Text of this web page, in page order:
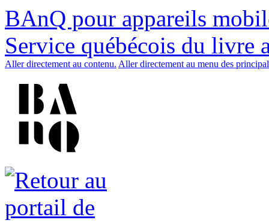
BAnQ pour appareils
Service québécois du livre
Aller directement au contenu. Aller directement au menu des